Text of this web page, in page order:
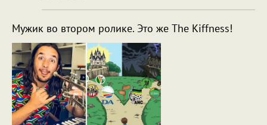
Мужик во втором ролике. Это же The Kiffness!